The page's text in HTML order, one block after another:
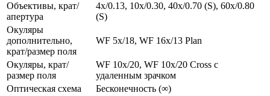
Объективы, крат/
апертура
4x/0.13, 10x/0.30, 40x/0.70 (S), 60x/0.80
(S)
Окуляры
дополнительно,
крат/размер поля
WF 5х/18, WF 16х/13 Plan
Окуляры, крат/
размер поля
WF 10х/20, WF 10х/20 Cross с
удаленным зрачком
Оптическая схема
Бесконечность (∞)